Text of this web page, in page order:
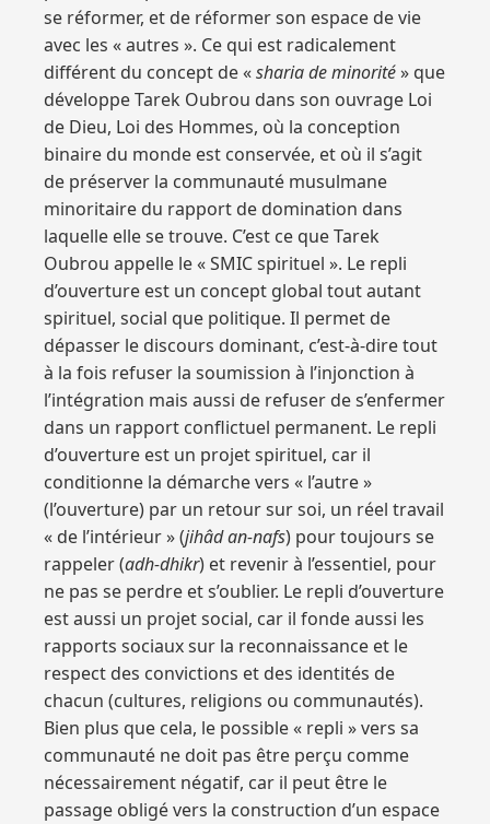
se réformer, et de réformer son espace de vie
avec les « autres ». Ce qui est radicalement
différent du concept de «sharia de minorité» que
développe Tarek Oubrou dans son ouvrage Loi
de Dieu, Loi des Hommes, où la conception
binaire du monde est conservée, et où il s’agit
de préserver la communauté musulmane
minoritaire du rapport de domination dans
laquelle elle se trouve. C’est ce que Tarek
Oubrou appelle le « SMIC spirituel ». Le repli
d’ouverture est un concept global tout autant
spirituel, social que politique. Il permet de
dépasser le discours dominant, c’est-à-dire tout
à la fois refuser la soumission à l’injonction à
l’intégration mais aussi de refuser de s’enfermer
dans un rapport conflictuel permanent. Le repli
d’ouverture est un projet spirituel, car il
conditionne la démarche vers « l’autre »
(l’ouverture) par un retour sur soi, un réel travail
« de l’intérieur » (jihâd an-nafs) pour toujours se
rappeler (adh-dhikr) et revenir à l’essentiel, pour
ne pas se perdre et s’oublier. Le repli d’ouverture
est aussi un projet social, car il fonde aussi les
rapports sociaux sur la reconnaissance et le
respect des convictions et des identités de
chacun (cultures, religions ou communautés).
Bien plus que cela, le possible « repli » vers sa
communauté ne doit pas être perçu comme
nécessairement négatif, car il peut être le
passage obligé vers la construction d’un espace